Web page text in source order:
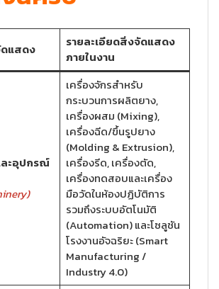
แสดง
รายละเอียดสิ่งจัดแสดง
ภายในงาน
ละอุปกรณ์
เครื่องจักรสำหรับ
กระบวนการผลิตยาง,
เครื่องผสม (Mixing),
เครื่องฉีด/ขึ้นรูปยาง
(Molding & Extrusion),
เครื่องรีด, เครื่องตัด,
เครื่องทดสอบและเครื่อง
มือวัดในห้องปฏิบัติการ
รวมถึงระบบอัตโนมัติ
(Automation) และโซลูชัน
โรงงานอัจฉริยะ (Smart
Manufacturing /
Industry 4.0)